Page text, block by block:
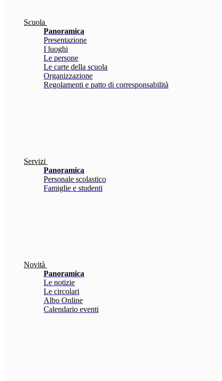
Scuola
Panoramica
Presentazione
I luoghi
Le persone
Le carte della scuola
Organizzazione
Regolamenti e patto di corresponsabilità
Servizi
Panoramica
Personale scolastico
Famiglie e studenti
Novità
Panoramica
Le notizie
Le circolari
Albo Online
Calendario eventi